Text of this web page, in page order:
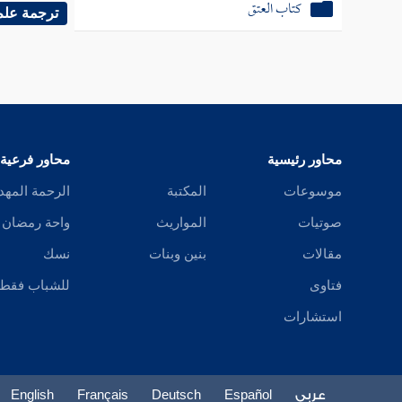
كتاب العتق
- قد
حصل
سبب
ترجمة
محاور رئيسية
موسوعات
صوتيات
مقالات
فتاوى
استشارات
المكتبة
المواريث
بنين وبنات
محاور فرعية
الرحمة
واحة رمضان
نسك
للشباب فقط
عربي Español
Deutsch
Français
English